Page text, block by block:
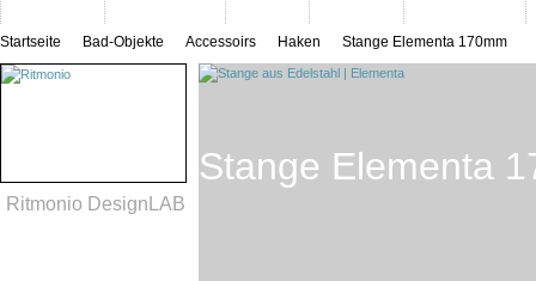
Startseite Bad-Objekte Accessoirs Haken Stange Elementa 170mm
Ritmonio DesignLAB
Stange Elementa